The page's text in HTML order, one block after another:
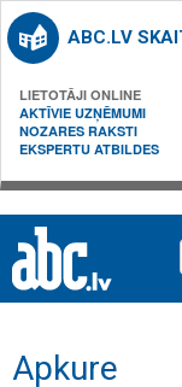
ABC.LV
LIETOTĀJI ONLINE
AKTĪVIE UZŅĒMUMI
NOZARES RAKSTI
EKSPERTU ATBILDES
Apkure